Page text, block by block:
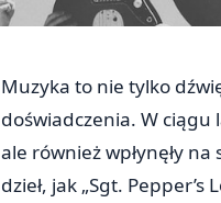
Muzyka to nie tylko
doświadczenia. W ciągu
ale również wpłynęły
dzieł, jak „Sgt.